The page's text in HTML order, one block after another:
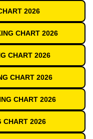
2026
CHART 2026
CHART 2026
CHART 2026
CHART 2026
CHART 2026